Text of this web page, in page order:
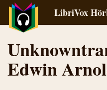
LibriVox
Edwin